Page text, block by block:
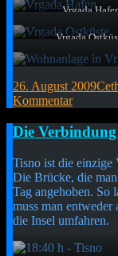
Vrgada
Lokalitäten am
Vrgada
Ostseite der
26. August 2009
Kommentar
Kurzmitteilung
Die
Tisno ist die einzige
Die Brücke, die
Tag angehoben. So
muss man
die Insel umfahren.